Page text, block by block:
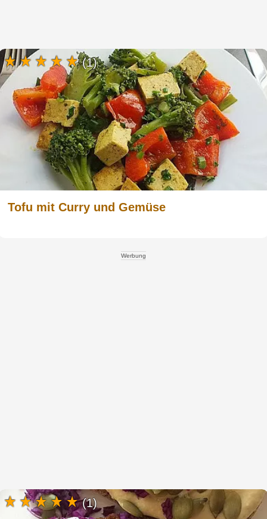
Tofu mit Curry und Gemüse
(1)
Werbung
(1)